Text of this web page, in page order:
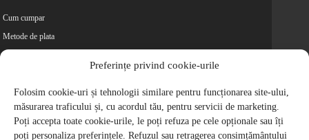
Preferințe privind cookie-urile
Folosim cookie-uri și tehnologii similare pentru funcționarea site-ului,
măsurarea traficului și, cu acordul tău, pentru servicii de marketing.
Poți accepta toate cookie-urile, le poți refuza pe cele opționale sau îți
poți personaliza preferințele. Refuzul sau retragerea consimțământului
Cum cumpar
Metode de plata
Retur
Cariere
Politica de Confidentialitate